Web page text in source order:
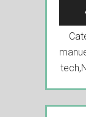
tech,